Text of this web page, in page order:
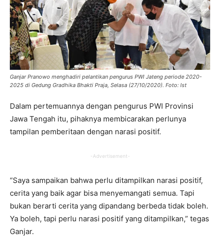
Ganjar Pranowo menghadiri pelantikan pengurus PWI Jateng periode 2020-
2025 di Gedung Gradhika Bhakti Praja, Selasa (27/10/2020). Foto: Ist
Dalam pertemuannya dengan pengurus PWI Provinsi
Jawa Tengah itu, pihaknya membicarakan perlunya
tampilan pemberitaan dengan narasi positif.
-Advertisement-
“Saya sampaikan bahwa perlu ditampilkan narasi positif,
cerita yang baik agar bisa menyemangati semua. Tapi
bukan berarti cerita yang dipandang berbeda tidak boleh.
Ya boleh, tapi perlu narasi positif yang ditampilkan,” tegas
Ganjar.